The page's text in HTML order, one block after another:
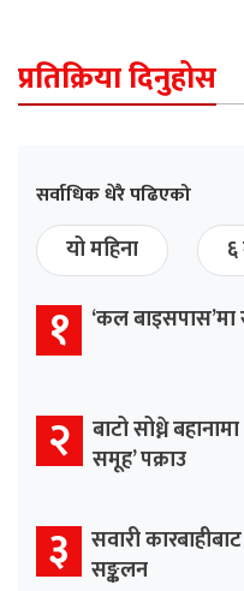
प्रतिक्रिया दिनुहोस
सर्वाधिक धेरै पढिएको
यो महिना
१ ‘कल बाइसपास’मा
२ बाटो सोध्ने
समूह’ पक्राउ
३ सवारी
सङ्कलन